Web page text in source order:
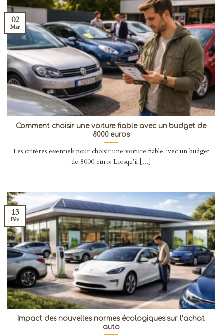
Comment choisir une voiture fiable avec un budget de
8000 euros
Les critères essentiels pour choisir une voiture fiable avec un budget
de 8000 euros Lorsqu’il [...]
02
Mar
Impact des nouvelles normes écologiques sur l’achat
auto
13
Fév